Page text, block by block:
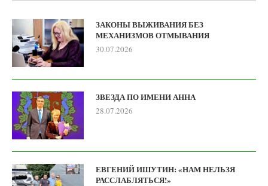
ЗАКОНЫ ВЫЖИВАНИЯ БЕЗ
МЕХАНИЗМОВ ОТМЫВАНИЯ
30.07.2026
ЗВЕЗДА ПО ИМЕНИ АННА
28.07.2026
ЕВГЕНИЙ ИШУТИН: «НАМ НЕЛЬЗЯ
РАССЛАБЛЯТЬСЯ!»